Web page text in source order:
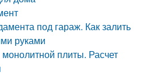
под гараж. Как залить
руками
плиты. Расчет